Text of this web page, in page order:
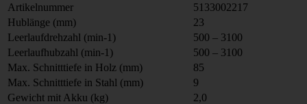
Artikelnummer
5133002217
Hublänge (mm)
23
Leerlaufdrehzahl (min-1)
500 – 3100
Leerlaufhubzahl (min-1)
500 – 3100
Max. Schnitttiefe in Holz (mm)
85
Max. Schnitttiefe in Stahl (mm)
9
Gewicht mit Akku (kg)
2,0